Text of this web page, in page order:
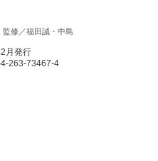
修／福田誠・中島
月発行
263-73467-4